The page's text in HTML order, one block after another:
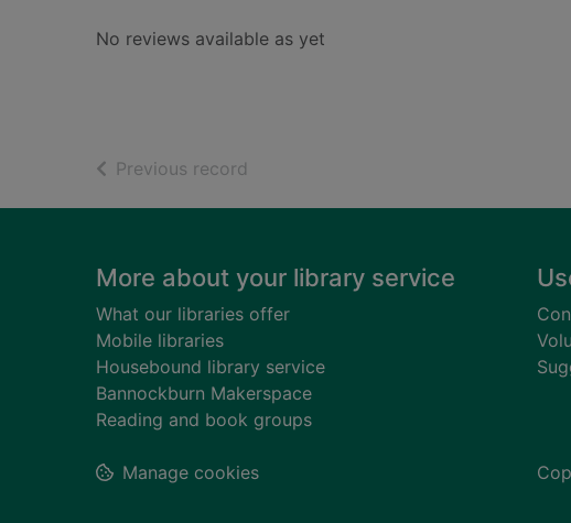
No reviews available as yet
Previous record
Footer
More about your library service
What our libraries offer
Mobile libraries
Housebound library service
Bannockburn Makerspace
Reading and book groups
Manage cookies